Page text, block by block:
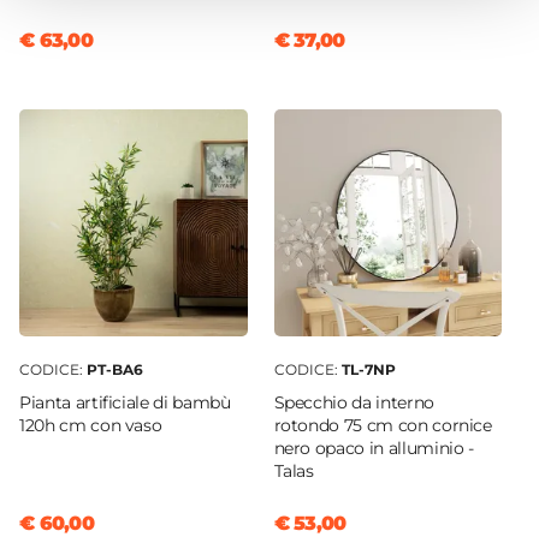
€ 63,00 € 37,00
CODICE: PT-BA6
Pianta artificiale di bambù
120h cm con vaso
€ 60,00
CODICE: TL-7NP
Specchio da interno
rotondo 75 cm con cornice
nero opaco in alluminio -
Talas
€ 53,00